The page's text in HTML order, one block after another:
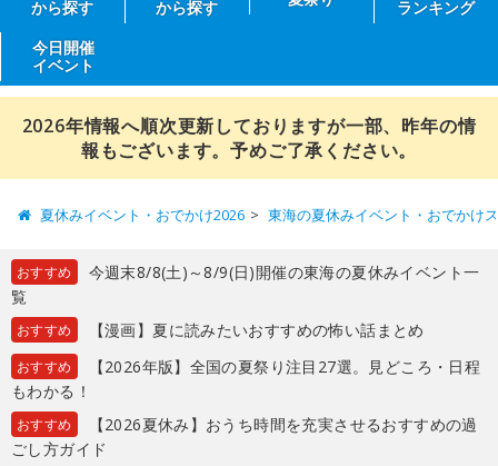
から探す
から探す
ランキング
今日開催
イベント
2026年情報へ順次更新しておりますが一部、昨年の情
報もございます。予めご了承ください。
夏休みイベント・おでかけ2026 東海の夏休みイベント・おでかけ
おすすめ
今週末8/8(土)～8/9(日)開催の東海の夏休みイベント一
覧
おすすめ 【漫画】夏に読みたいおすすめの怖い話まとめ
おすすめ
【2026年版】全国の夏祭り注目27選。見どころ・日程
もわかる！
おすすめ
【2026夏休み】おうち時間を充実させるおすすめの過
ごし方ガイド